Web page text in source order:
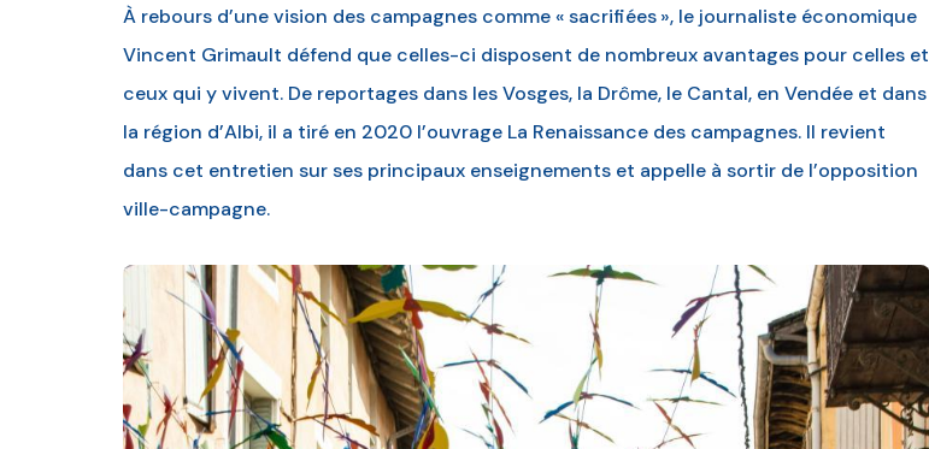
À rebours d’une vision des campagnes comme « sacrifiées », le journaliste économique
Vincent Grimault défend que celles-ci disposent de nombreux avantages pour celles et
ceux qui y vivent. De reportages dans les Vosges, la Drôme, le Cantal, en Vendée et dans
la région d’Albi, il a tiré en 2020 l’ouvrage La Renaissance des campagnes. Il revient
dans cet entretien sur ses principaux enseignements et appelle à sortir de l’opposition
ville-campagne.